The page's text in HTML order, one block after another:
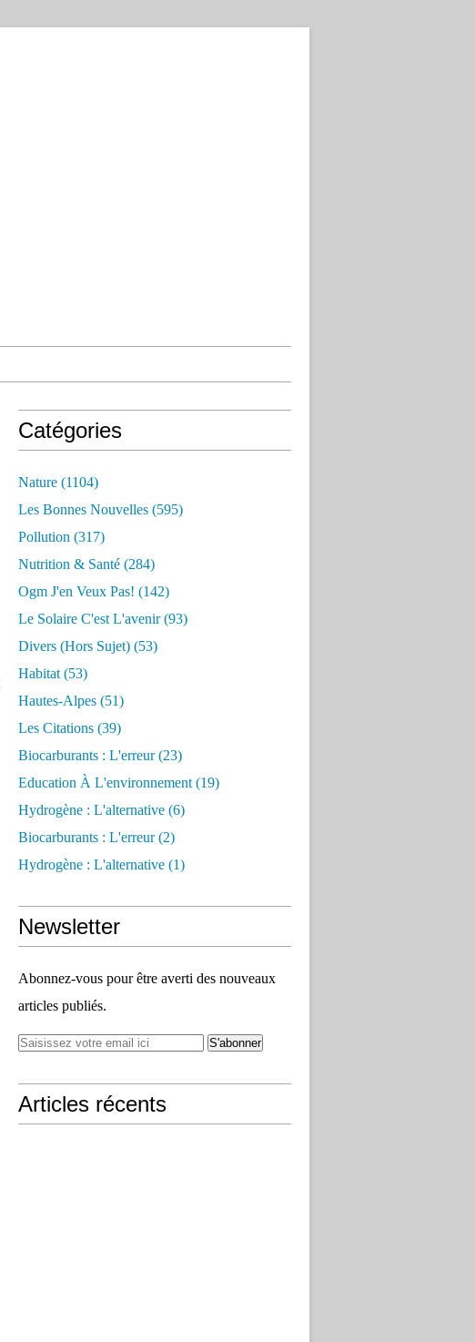
Catégories
Nature (1104)
Les Bonnes Nouvelles (595)
Pollution (317)
Nutrition & Santé (284)
Ogm J'en Veux Pas! (142)
Le Solaire C'est L'avenir(93)
Divers (hors Sujet) (53)
Habitat (53)
Hautes-Alpes (51)
Les Citations (39)
Biocarburants : L'erreur(23)
Education À L'environnement (19)
Hydrogène : L'alternative (6)
Biocarburants : L'erreur(2)
Hydrogène : L'alternative (1)
Newsletter
Abonnez-vous pour être averti des nouveaux
articles publiés.
Articles récents